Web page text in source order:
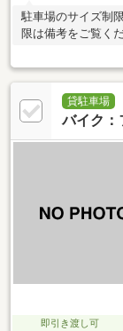
駐車場のサイズ制
限は備考をご覧くだ
貸駐車場
バイク：
即引き渡し可